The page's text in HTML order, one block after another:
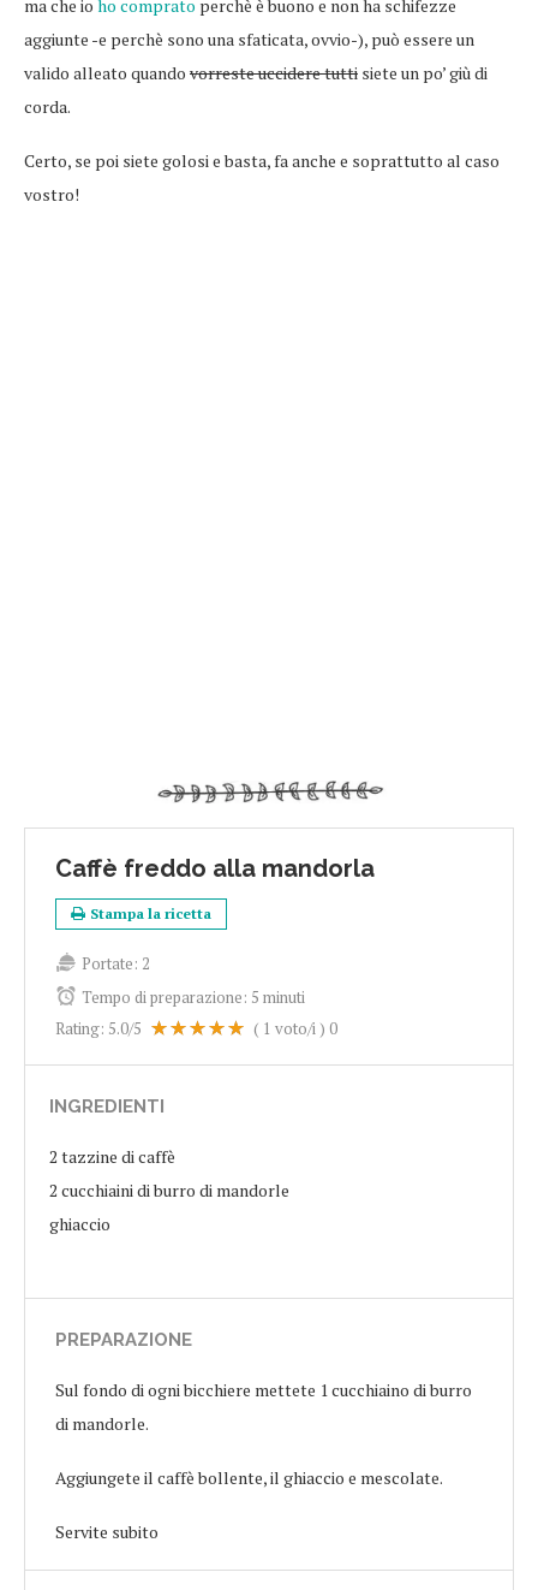
ma che io ho comprato perchè è buono e non ha schifezze
aggiunte -e perchè sono una sfaticata, ovvio-), può essere un
valido alleato quando vorreste uccidere tutti siete un po’ giù di
corda.
Certo, se poi siete golosi e basta, fa anche e soprattutto al caso
vostro!
Caffè freddo alla mandorla
Stampa la ricetta
Portate: 2
Tempo di preparazione: 5 minuti
Rating: 5.0/5 ( 1 voto/i ) 0
INGREDIENTI
2 tazzine di caffè
2 cucchiaini di burro di mandorle
ghiaccio
PREPARAZIONE
Sul fondo di ogni bicchiere mettete 1 cucchiaino di burro
di mandorle.
Aggiungete il caffè bollente, il ghiaccio e mescolate.
Servite subito